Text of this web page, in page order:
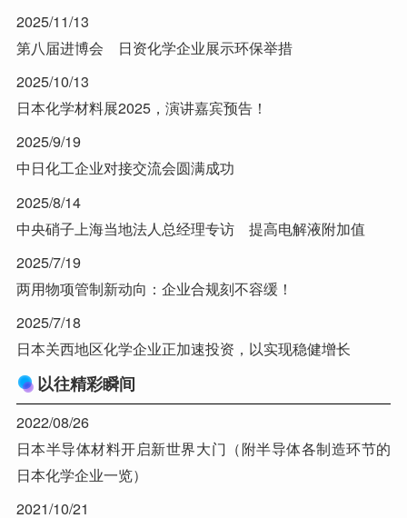
2025/11/13
第八届进博会 日资化学企业展示环保举措
2025/10/13
日本化学材料展2025，演讲嘉宾预告！
2025/9/19
中日化工企业对接交流会圆满成功
2025/8/14
中央硝子上海当地法人总经理专访 提高电解液附加值
2025/7/19
两用物项管制新动向：企业合规刻不容缓！
2025/7/18
日本关西地区化学企业正加速投资，以实现稳健增长
以往精彩瞬间
2022/08/26
日本半导体材料开启新世界大门（附半导体各制造环节的
日本化学企业一览）
2021/10/21